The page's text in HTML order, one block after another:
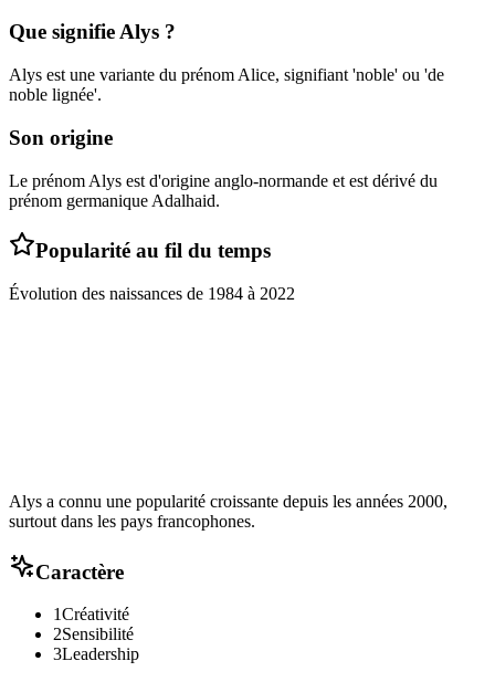
Que signifieAlys ?
Alys est une variante du prénom Alice, signifiant 'noble' ou 'de
noble lignée'.
Son origine
Le prénom Alys est d'origine anglo-normande et est dérivé du
prénom germanique Adalhaid.
Popularité au fil du temps
Évolution des naissances de 1984 à 2022
Alys a connu une popularité croissante depuis les années 2000,
surtout dans les pays francophones.
Caractère
1Créativité
2Sensibilité
3Leadership